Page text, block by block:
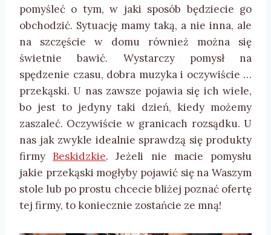
pomyśleć o tym, w jaki sposób będziecie go
obchodzić. Sytuację mamy taką, a nie inna, ale
na szczęście w domu również można się
świetnie bawić. Wystarczy pomysł na
spędzenie czasu, dobra muzyka i oczywiście …
przekąski. U nas zawsze pojawia się ich wiele,
bo jest to jedyny taki dzień, kiedy możemy
zaszaleć. Oczywiście w granicach rozsądku. U
nas jak zwykle idealnie sprawdzą się produkty
firmyBeskidzkie. Jeżeli nie macie pomysłu
jakie przekąski mogłyby pojawić się na Waszym
stole lub po prostu chcecie bliżej poznać ofertę
tej firmy, to koniecznie zostańcie ze mną!